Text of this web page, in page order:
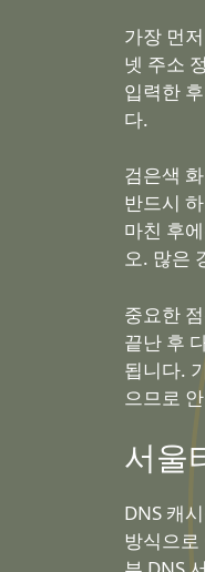
가장 먼
넷 주소
입력한
다.
검은색
반드시
마친 후
오. 많은
중요한
끝난 후
됩니다.
으므로
서울
DNS 캐
방식으